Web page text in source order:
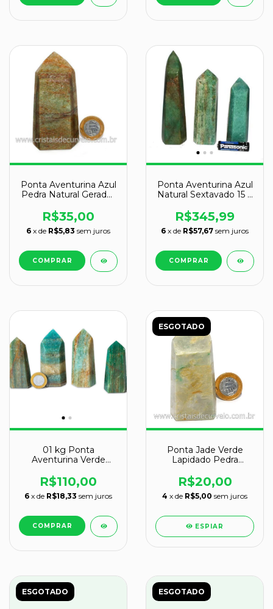
Ponta Aventurina Azul
Pedra Natural Gerador
R$35,00
6 x de R$5,83 sem juros
Ponta Aventurina Azul
Natural Sextavado 15 a
R$345,99
6 x de R$57,67 sem juros
01 kg Ponta
Aventurina Verde
Gerador ATACADO
R$110,00
6 x de R$18,33 sem juros
ESGOTADO
Ponta Jade Verde
Lapidado Pedra
Cod 128998
R$20,00
4 x de R$5,00 sem juros
ESPIAR
ESGOTADO ESGOTADO